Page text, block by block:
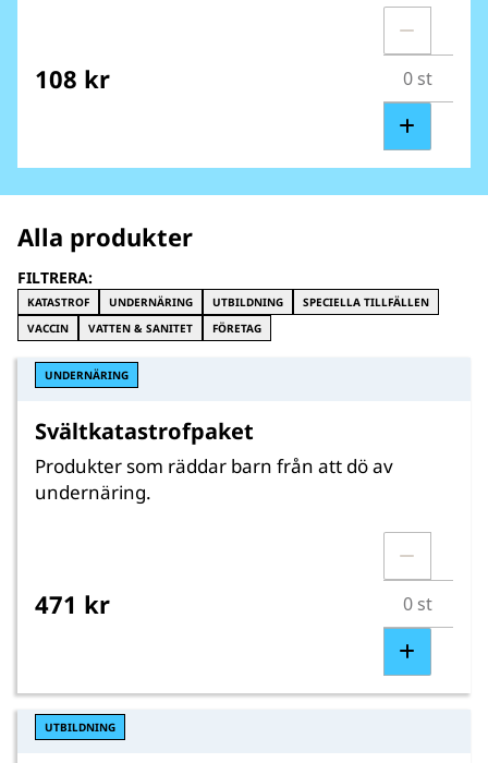
108 kr
Alla produkter
FILTRERA:
KATASTROF UNDERNÄRING UTBILDNING
SPECIELLA TILLFÄLLEN
VACCIN
VATTEN & SANITET FÖRETAG
UNDERNÄRING
Svältkatastrofpaket
Produkter som räddar barn från att dö av
undernäring.
471 kr
UTBILDNING